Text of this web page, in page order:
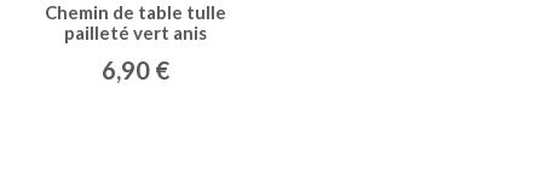
Chemin de table tulle
pailleté vert anis
6,90 €